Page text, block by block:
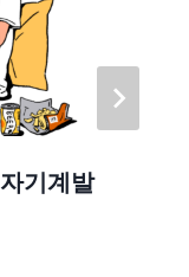
기계발